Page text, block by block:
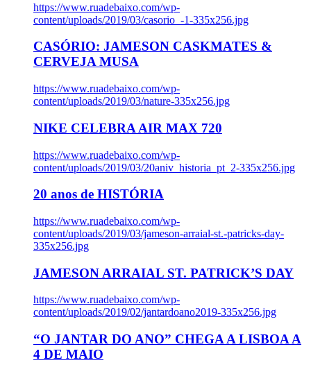
https://www.ruadebaixo.com/wp-
content/uploads/2019/03/casorio_-1-335x256.jpg
CASÓRIO: JAMESON CASKMATES &
CERVEJA MUSA
https://www.ruadebaixo.com/wp-
content/uploads/2019/03/nature-335x256.jpg
NIKE CELEBRA AIR MAX 720
https://www.ruadebaixo.com/wp-
content/uploads/2019/03/20aniv_historia_pt_2-335x256.jpg
20 anos de HISTÓRIA
https://www.ruadebaixo.com/wp-
content/uploads/2019/03/jameson-arraial-st.-patricks-day-
335x256.jpg
JAMESON ARRAIAL ST. PATRICK’S DAY
https://www.ruadebaixo.com/wp-
content/uploads/2019/02/jantardoano2019-335x256.jpg
“O JANTAR DO ANO” CHEGA A LISBOA A
4 DE MAIO